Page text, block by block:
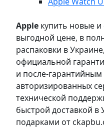
Apple купить новые
выгодной цене, в
распаковки в
официальной
и после-
авторизированных
технической
быстрой доставкой в
подарками от